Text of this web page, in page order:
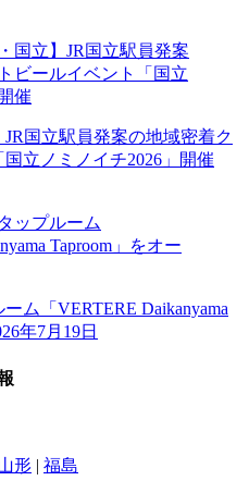
JR国立駅員発案の地域密着ク
立ノミノイチ2026」開催
ム「VERTERE Daikanyama
年7月19日
形 | 福島